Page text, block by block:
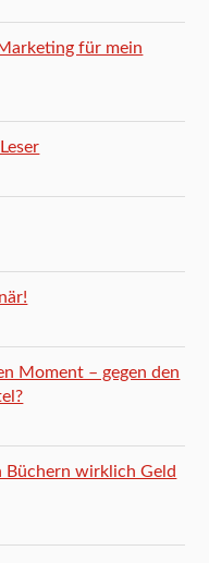
für mein
Moment – gegen den
Büchern wirklich Geld